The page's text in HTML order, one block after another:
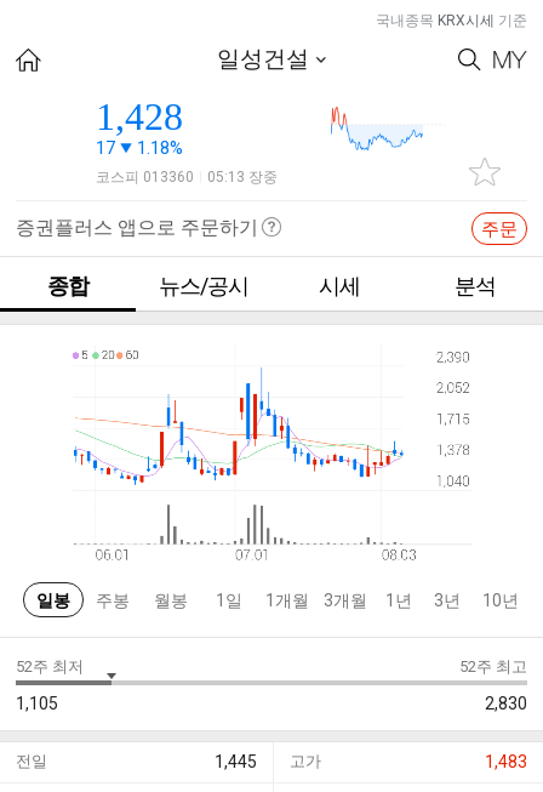
국내종목 KRX시세 기준
일성건설
1,428
17 1.18%
코스피 013360 05:13 장중
증권플러스 앱으로 주문하기 주문
종합 뉴스/공시 시세 분석
일봉 주봉 월봉 1일 1개월 3개월 1년 3년 10년
52주 최저
1,105
52주 최고
2,830
전일 1,445 고가 1,483